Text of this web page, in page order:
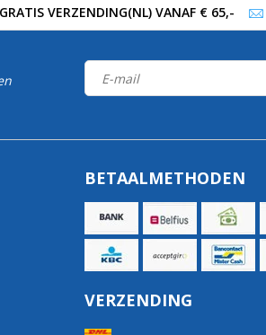
GRATIS VERZENDING(NL) VANAF € 65,-
BETAALMETHODEN
VERZENDING